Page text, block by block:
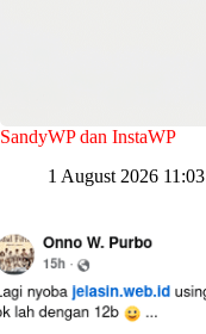
SandyWP dan InstaWP
1 August 2026 11:03